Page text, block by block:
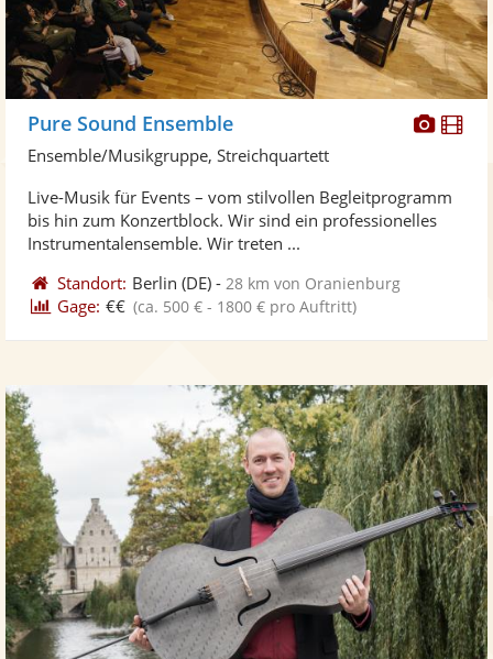
Fotos
Pure Sound Ensemble
Ensemble/Musikgruppe, Streichquartett
Live-Musik für Events – vom stilvollen Begleitprogramm
bis hin zum Konzertblock. Wir sind ein professionelles
Instrumentalensemble. Wir treten ...
Standort: Berlin (DE) - 28 km von Oranienburg
Gage: €€ (ca. 500 € - 1800 € pro Auftritt)